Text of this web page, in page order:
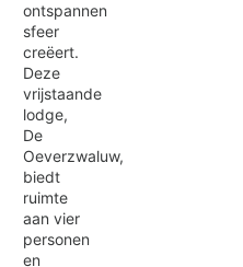
ontspannen
sfeer
creëert.
Deze
vrijstaande
lodge,
De
Oeverzwaluw,
biedt
ruimte
aan vier
personen
en